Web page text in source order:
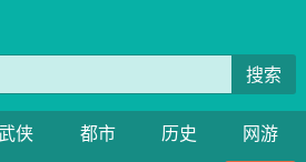
搜索
侠 都市 历史
网游